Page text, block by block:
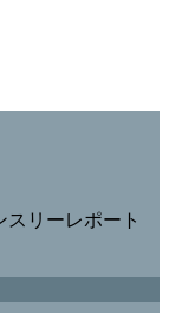
リーレポート